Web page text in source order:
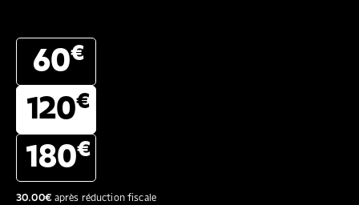
60€
120€
180€
30.00€après réduction fiscale